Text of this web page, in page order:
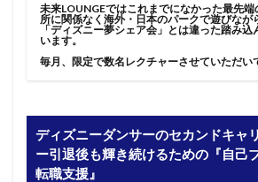
未来LOUNGEではこれまでになかった最先
所に関係なく海外・日本のパークで遊びなが
「ディズニー夢シェア会」とは違った踏み込
います。
毎月、限定で数名レクチャーさせていただい
ディズニーダンサーのセカンドキャ
ー引退後も輝き続けるための『自己
転職支援』